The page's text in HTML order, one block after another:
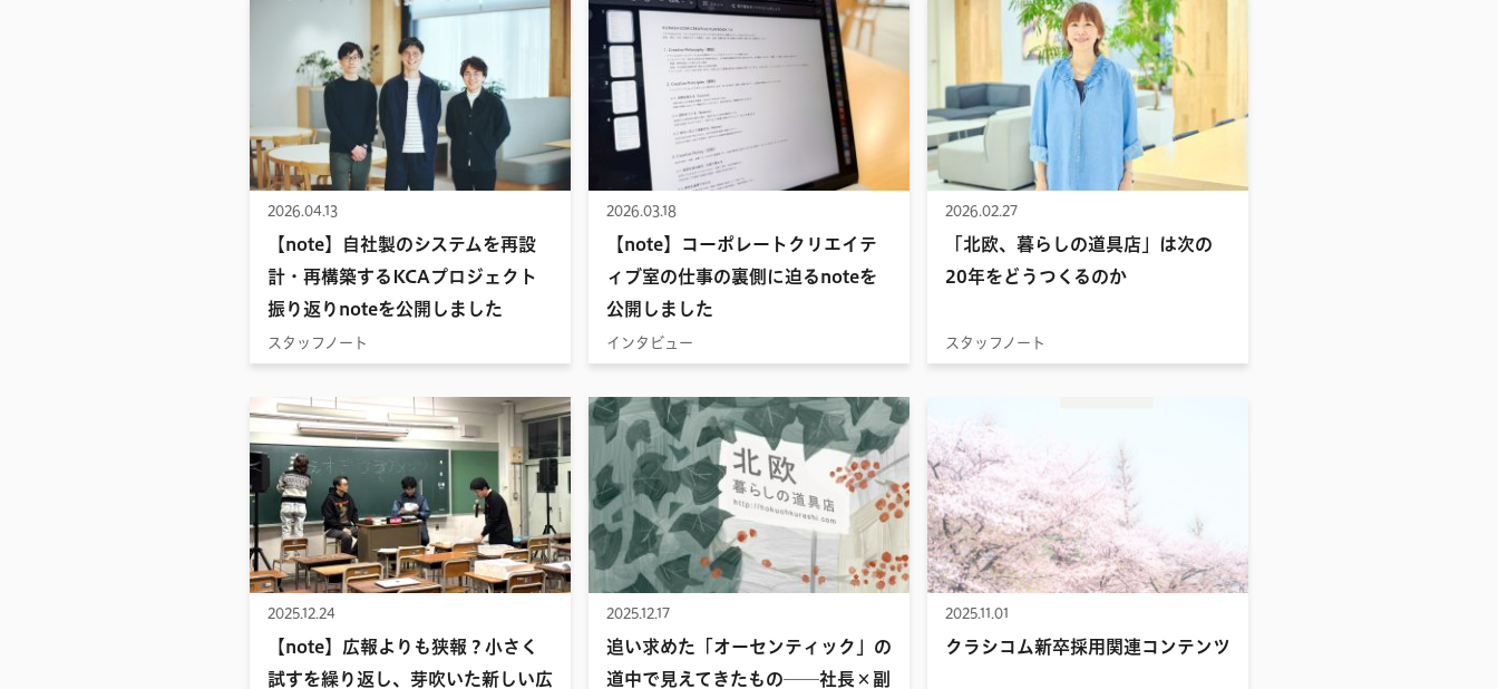
2026.04.13
【note】自社製のシステムを再設
計・再構築するKCAプロジェクト
振り返りnoteを公開しました
スタッフノート
2026.03.18
【note】コーポレートクリエイテ
ィブ室の仕事の裏側に迫るnoteを
公開しました
インタビュー
2026.02.27
「北欧、暮らしの道具店」は次の
20年をどうつくるのか
スタッフノート
2025.12.24
【note】広報よりも狭報？小さく
試すを繰り返し、芽吹いた新しい広
2025.12.17
追い求めた「オーセンティック」の
道中で見えてきたもの──社長×副
2025.11.01
クラシコム新卒採用関連コンテンツ